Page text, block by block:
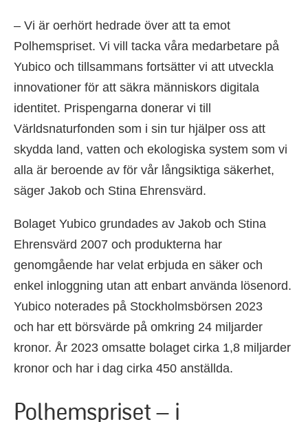
– Vi är oerhört hedrade över att ta emot
Polhemspriset. Vi vill tacka våra medarbetare på
Yubico och tillsammans fortsätter vi att utveckla
innovationer för att säkra människors digitala
identitet. Prispengarna donerar vi till
Världsnaturfonden som i sin tur hjälper oss att
skydda land, vatten och ekologiska system som vi
alla är beroende av för vår långsiktiga säkerhet,
säger Jakob och Stina Ehrensvärd.
Bolaget Yubico grundades av Jakob och Stina
Ehrensvärd 2007 och produkterna har
genomgående har velat erbjuda en säker och
enkel inloggning utan att enbart använda lösenord.
Yubico noterades på Stockholmsbörsen 2023
och har ett börsvärde på omkring 24 miljarder
kronor. År 2023 omsatte bolaget cirka 1,8 miljarder
kronor och har i dag cirka 450 anställda.
Polhemspriset – i